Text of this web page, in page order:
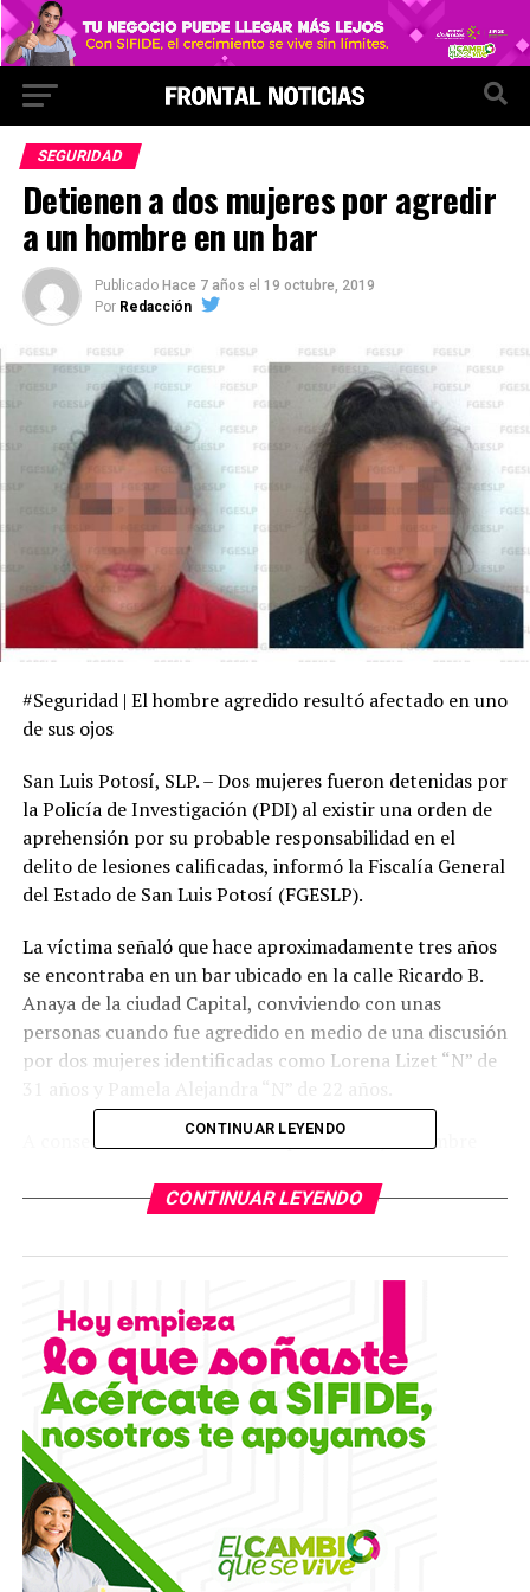
SEGURIDAD
Detienen a dos mujeres por agredir
a un hombre en un bar
Publicado Hace 7 años el 19 octubre, 2019
Por Redacción
#Seguridad | El hombre agredido resultó afectado en uno
de sus ojos
San Luis Potosí, SLP. – Dos mujeres fueron detenidas por
la Policía de Investigación (PDI) al existir una orden de
aprehensión por su probable responsabilidad en el
delito de lesiones calificadas, informó la Fiscalía General
del Estado de San Luis Potosí (FGESLP).
La víctima señaló que hace aproximadamente tres años
se encontraba en un bar ubicado en la calle Ricardo B.
Anaya de la ciudad Capital, conviviendo con unas
personas cuando fue agredido en medio de una discusión
por dos mujeres identificadas como Lorena Lizet “N” de
A consecuencia de las lesiones producidas, el hombre
realizó la denuncia correspondiente en la Fiscalía y
conforme lo marca la ley, por lo que de inmediato los
elementos de la PDI iniciaron con las indagaciones
correspondientes aportando los datos de prueba.
El MP solicitó al Juez de Control otorgara la orden de
aprehensión en contra de las dos mujeres obteniendo
dicho mandamiento ya que consideró que existían las
pruebas necesarias para hacerlo.
Por lo anterior y con la finalidad de dar cumplimiento al
mandamiento judicial existente los policías
comisionados a la Segunda Coordinación de
Aprehensiones de la Dirección General de Métodos de
CONTINUAR LEYENDO
CONTINUAR LEYENDO